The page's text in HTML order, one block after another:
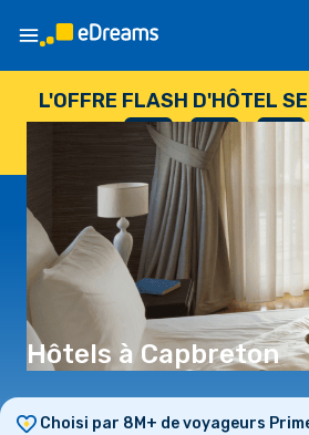
L'OFFRE FLASH D'HÔTEL
--
JOURS
: --
HEURES
:
Hôtels à Capbreton
Choisi par 8M+ de voyageurs